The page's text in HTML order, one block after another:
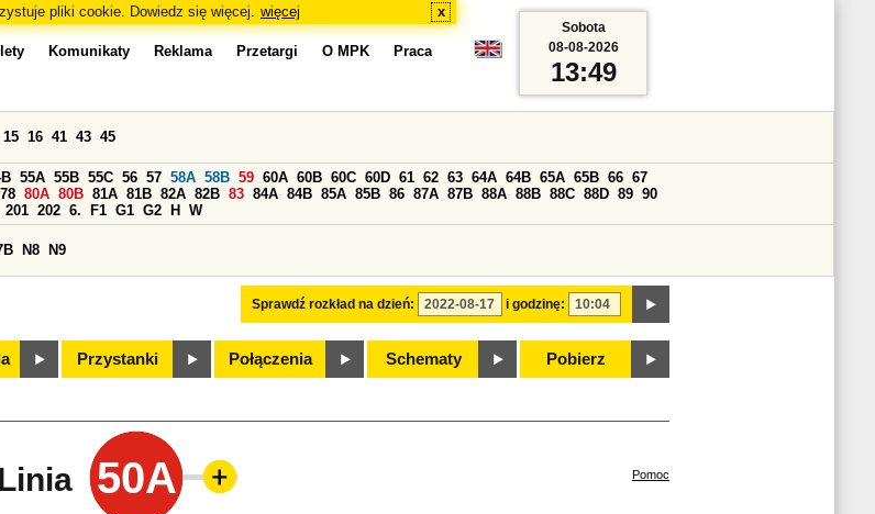
pliki cookie. Dowiedz się więcej. więcej x
Komunikaty Reklama Przetargi O MPK Praca
Sprawdź rozkład na dzień: i godzinę:
15 16 41 43 45
55A 55B 55C 56 57 58A 58B 59 60A 60B 60C 60D 61 62 63 64A 64B 65A 65B 66 67
78 80A 80B 81A 81B 82A 82B 83 84A 84B 85A 85B 86 87A 87B 88A 88B 88C 88D 89 90
201 202 6. F1 G1 G2 H W
N8 N9
Przystanki Połączenia Schematy Pobierz
Sobota
08-08-2026
13:49
Linia 50A Pomoc